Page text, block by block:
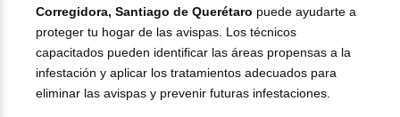
Corregidora, Santiago de Querétaro puede ayudarte a
proteger tu hogar de las avispas. Los técnicos
capacitados pueden identificar las áreas propensas a la
infestación y aplicar los tratamientos adecuados para
eliminar las avispas y prevenir futuras infestaciones.